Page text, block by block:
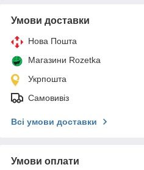
Умови доставки
Нова Пошта
Магазини Rozetka
Укрпошта
Самовивіз
Всі умови доставки
Умови оплати